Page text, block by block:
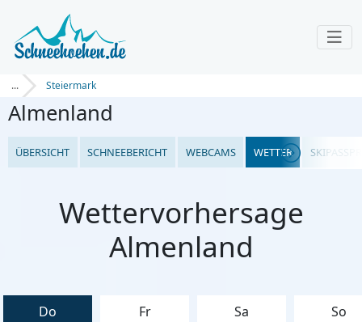
... Steiermark
Almenland
ÜBERSICHT SCHNEEBERICHT WEBCAMS WETTER
Wettervorhersage
Almenland
Do Fr Sa So